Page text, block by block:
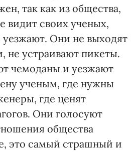
так как из общества,
видит своих ученых,
Они не выходят
не устраивают пикеты.
чемоданы и уезжают
ученым, где нужны
где ценят
Они голосуют
общества
это самый страшный и